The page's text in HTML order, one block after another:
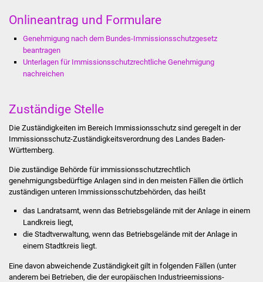
Partnerstädte
Sanierung Bizethalle
Ortsentwicklung
Presse
Dienstleistungen
Onlineantrag und Formulare
Genehmigung nach dem Bundes-Immissionsschutzgesetz
beantragen
Unterlagen für Immissionsschutzrechtliche Genehmigung
nachreichen
Zuständige Stelle
Die Zuständigkeiten im Bereich Immissionsschutz sind geregelt in der
Immissionsschutz-Zuständigkeitsverordnung des Landes Baden-
Württemberg.
Die zuständige Behörde für immissionsschutzrechtlich
genehmigungsbedürftige Anlagen sind in den meisten Fällen die örtlich
zuständigen unteren Immissionsschutzbehörden, das heißt
das Landratsamt, wenn das Betriebsgelände mit der Anlage in einem
Landkreis liegt,
die Stadtverwaltung, wenn das Betriebsgelände mit der Anlage in
einem Stadtkreis liegt.
Eine davon abweichende Zuständigkeit gilt in folgenden Fällen (unter
anderem bei Betrieben, die der europäischen Industrieemissions-